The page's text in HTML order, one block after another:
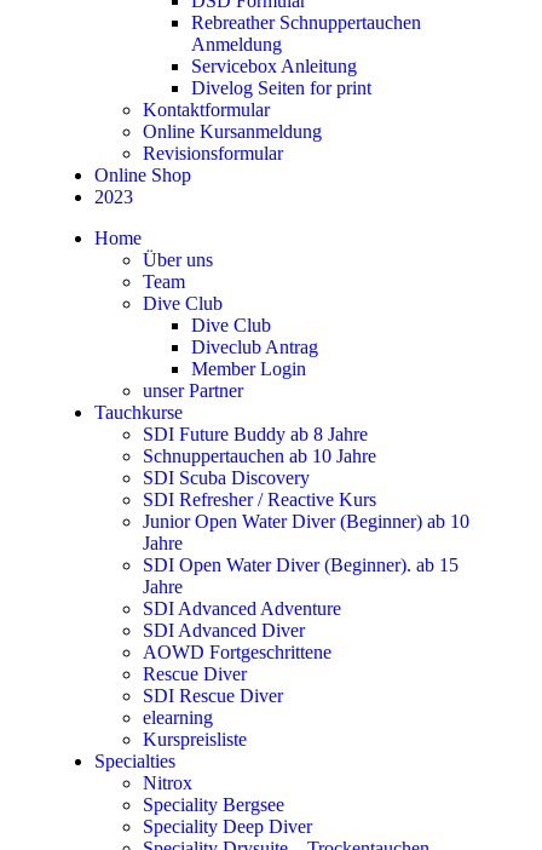
Rebreather Schnuppertauchen
Anmeldung
Servicebox Anleitung
Divelog Seiten for print
Kontaktformular
Online Kursanmeldung
Revisionsformular
Online Shop
2023
Home
Über uns
Team
Dive Club
Dive Club
Diveclub Antrag
Member Login
unser Partner
Tauchkurse
SDI Future Buddy ab 8 Jahre
Schnuppertauchen ab 10 Jahre
SDI Scuba Discovery
SDI Refresher / Reactive Kurs
Junior Open Water Diver (Beginner) ab 10
Jahre
SDI Open Water Diver (Beginner). ab 15
Jahre
SDI Advanced Adventure
SDI Advanced Diver
AOWD Fortgeschrittene
Rescue Diver
SDI Rescue Diver
elearning
Kurspreisliste
Specialties
Nitrox
Speciality Bergsee
Speciality Deep Diver